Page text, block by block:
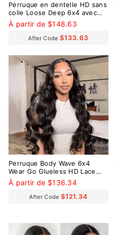
Perruque en dentelle HD sans
colle Loose Deep 6x4 avec
petits nœuds pré-décolorés
À partir de $148.63
After Code $133.63
Perruque Body Wave 6x4
Wear Go Glueless HD Lace
Wig avec petits nœuds pré-
décolorés
À partir de $136.34
After Code $121.34